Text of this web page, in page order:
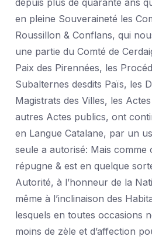
depuis plus de quarante ans
en pleine Souveraineté les
Roussillon & Conflans, qui
une partie du Comté de
Paix des Pirennées, les
Subalternes desdits Païs, les
Magistrats des Villes, les
autres Actes publics, ont
en Langue Catalane, par un
seule a autorisé: Mais comme
répugne & est en quelque
Autorité, à l’honneur de la
même à l’inclinaison des
lesquels en toutes occasions
moins de zèle et d’affection